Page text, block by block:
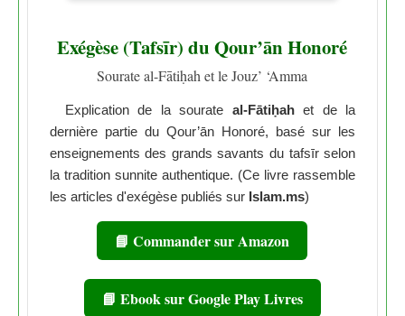
Exégèse (Tafsīr) du Qour’ān Honoré
Sourate al-Fātiḥah et le Jouz’ ‘Amma
Explication de la sourate al-Fātiḥahet de la
dernière partie du Qour’ān Honoré, basé sur les
enseignements des grands savants du tafsīr selon
la tradition sunnite authentique. (Ce livre rassemble
les articles d'exégèse publiés sur Islam.ms)
📘 Commander sur Amazon
📘 Ebook sur Google Play Livres